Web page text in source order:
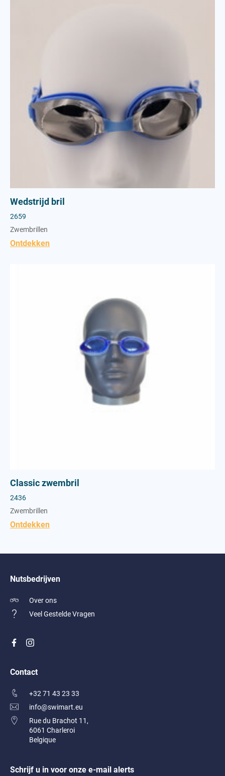
Wedstrijd bril
2659
Zwembrillen
Ontdekken
Classic zwembril
2436
Zwembrillen
Ontdekken
Nutsbedrijven
Over ons
Veel Gestelde Vragen
Contact
+32 71 43 23 33
info@swimart.eu
Rue du Brachot 11,
6061 Charleroi
Belgique
Schrijf u in voor onze e-mail alerts